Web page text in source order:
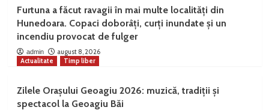
Furtuna a făcut ravagii în mai multe localități din
Hunedoara. Copaci doborâți, curți inundate și un
incendiu provocat de fulger
admin
august 8, 2026
Actualitate
Timp liber
Zilele Orașului Geoagiu 2026: muzică, tradiții și
spectacol la Geoagiu Băi